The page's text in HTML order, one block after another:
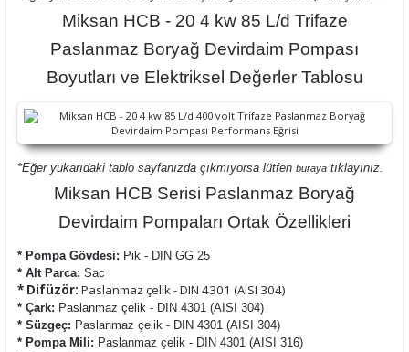
Miksan HCB - 20 4 kw 85 L/d Trifaze
Paslanmaz Boryağ Devirdaim Pompası
Boyutları ve Elektriksel Değerler Tablosu
*Eğer yukarıdaki tablo sayfanızda çıkmıyorsa lütfen buraya tıklayınız.
Miksan HCB Serisi Paslanmaz Boryağ
Devirdaim Pompaları Ortak Özellikleri
* Pompa Gövdesi: Pik - DIN GG 25
* Alt Parca: Sac
* Difüzör: Paslanmaz çelik - DIN 4301 (AISI 304)
* Çark: Paslanmaz çelik - DIN 4301 (AISI 304)
* Süzgeç: Paslanmaz çelik - DIN 4301 (AISI 304)
* Pompa Mili: Paslanmaz çelik - DIN 4301 (AISI 316)